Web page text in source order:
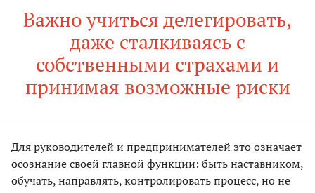
Важно учиться делегировать,
даже сталкиваясь с
собственными страхами и
принимая возможные риски
Для руководителей и предпринимателей это означает
осознание своей главной функции: быть наставником,
обучать, направлять, контролировать процесс, но не